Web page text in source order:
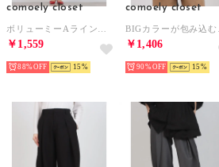
comoely closet
￥1,559
88% 15
comoely closet
￥1,406
90% 15